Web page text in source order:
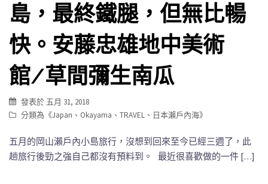
島，最終鐵腿，但無比暢
快。安藤忠雄地中美術
館/草間彌生南瓜
發表於 五月 31, 2018
分類為《Japan 、 Okayama 、 TRAVEL 、 日本瀨戶內海》
五月的岡山瀨戶內小島旅行，沒想到回來至今已經三週了，此
趟旅行後勁之強自己都沒有預料到。 最近很喜歡做的一件 […]